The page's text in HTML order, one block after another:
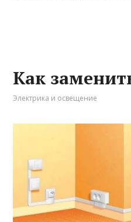
Как
Электрика и освещение